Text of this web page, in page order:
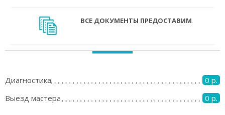
ВСЕ ДОКУМЕНТЫ ПРЕДОСТАВИМ
Диагностика
0 р.
Выезд мастера
0 р.